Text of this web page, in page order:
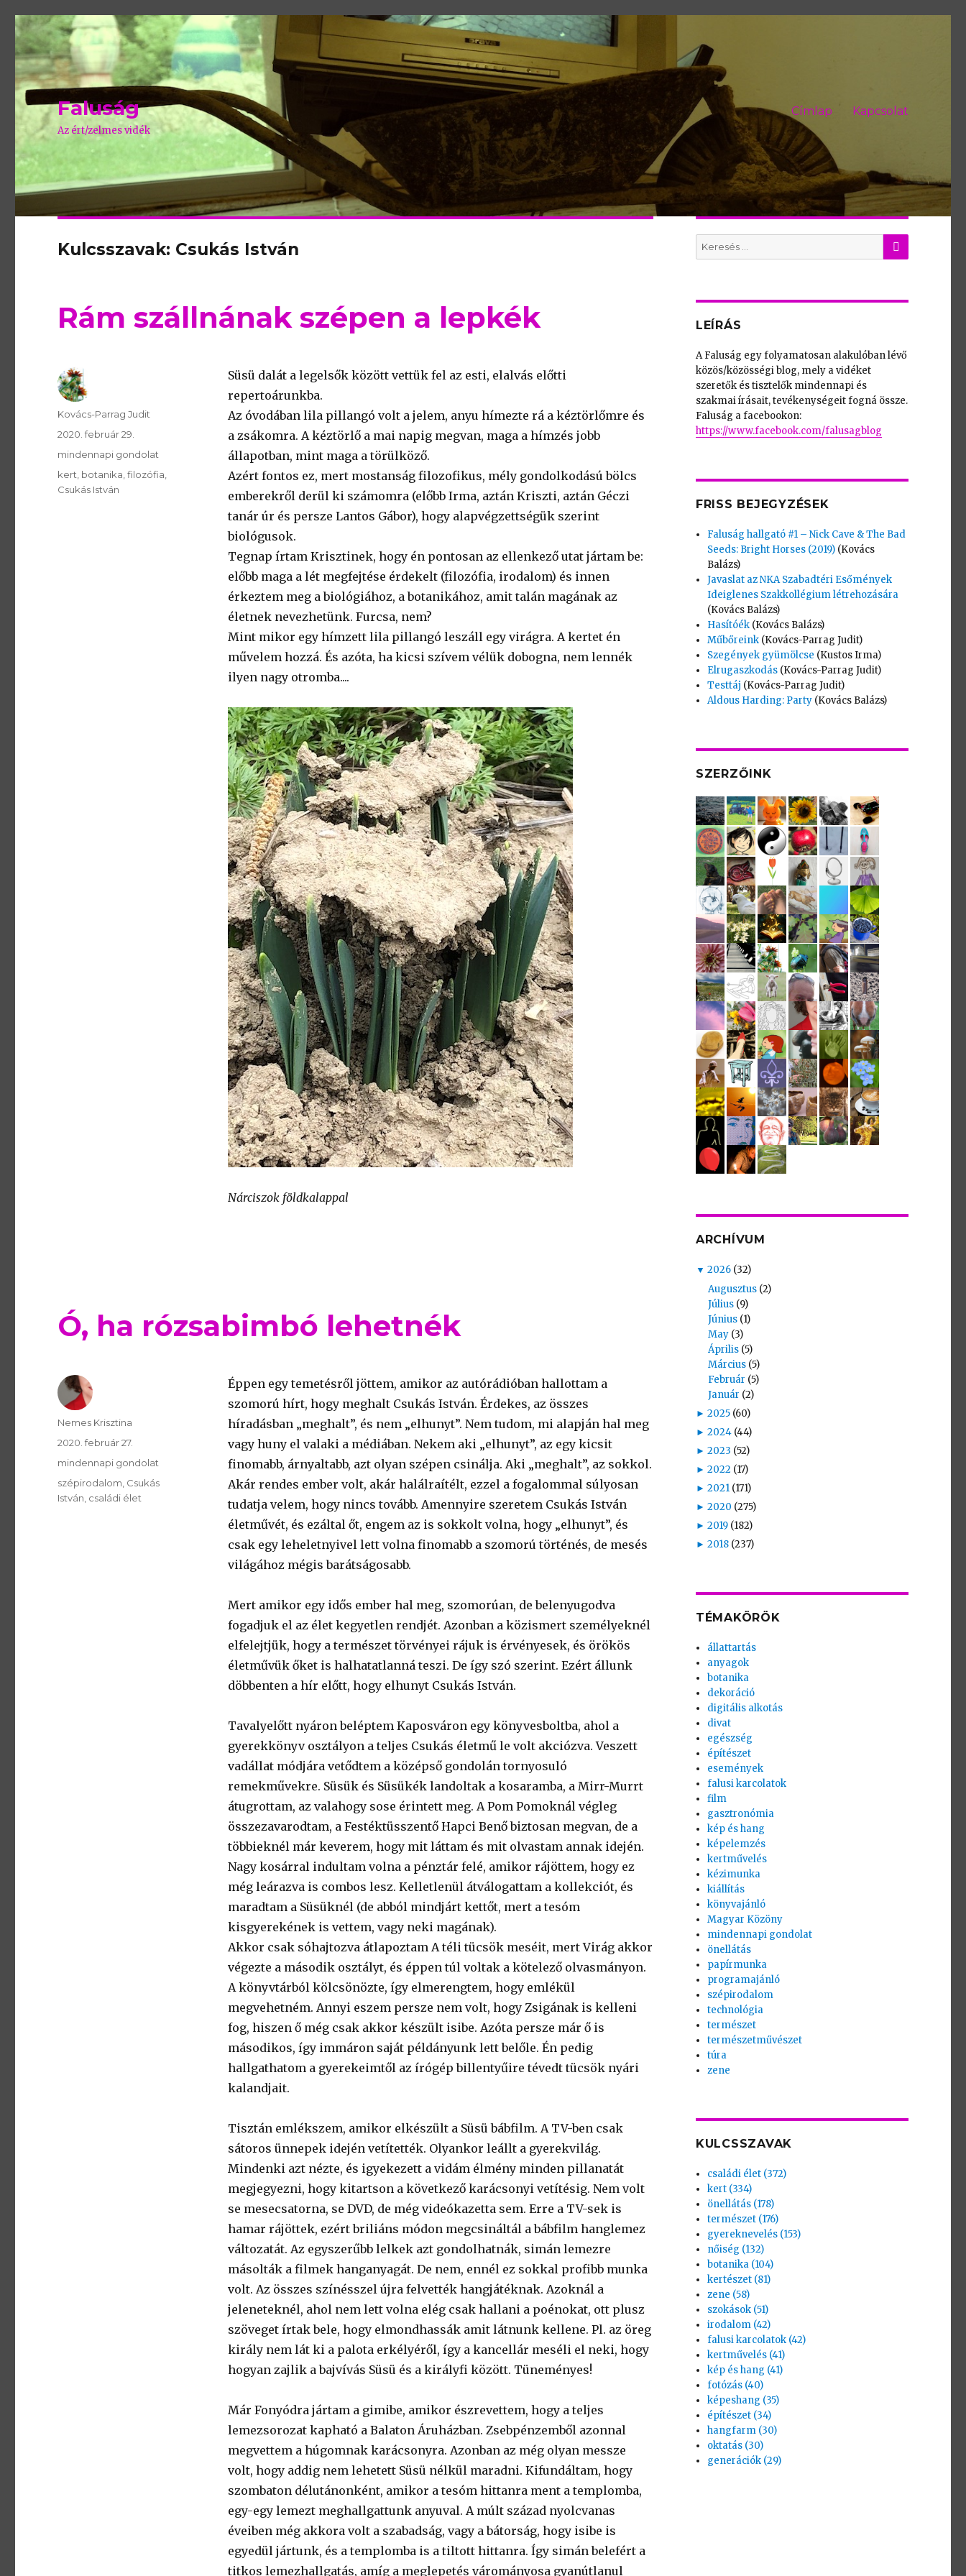
Faluság
Az ért/zelmes vidék
Címlap Kapcsolat
Kulcsszavak: Csukás István
Rám szállnának szépen a lepkék
Süsü dalát a legelsők között vettük fel az esti, elalvás előtti
repertoárunkba.
Az óvodában lila pillangó volt a jelem, anyu hímezte rá a kéztörlőmre és
a zsákomra. A kéztörlő a mai napig megvan, maga a hímzés jobb
állapotban, mint maga a törülköző.
Azért fontos ez, mert mostanság filozofikus, mély gondolkodású bölcs
emberekről derül ki számomra (előbb Irma, aztán Kriszti, aztán Géczi
tanár úr és persze Lantos Gábor), hogy alapvégzettségük szerint
biológusok.
Tegnap írtam Krisztinek, hogy én pontosan az ellenkező utat jártam be:
előbb maga a lét megfejtése érdekelt (filozófia, irodalom) és innen
érkeztem meg a biológiához, a botanikához, amit talán magának az
életnek nevezhetünk. Furcsa, nem?
Mint mikor egy hímzett lila pillangó leszáll egy virágra. A kertet én
művelem hozzá. És azóta, ha kicsi szívem vélük dobogna, nem lennék
ilyen nagy otromba....
Nárciszok földkalappal
Szerző
Kovács-Parrag Judit
Publikálva
2020. február 29.
Témakör
mindennapi gondolat
Kulcsszavak
kert botanika filozófia
Csukás István
Ó, ha rózsabimbó lehetnék
Éppen egy temetésről jöttem, amikor az autórádióban hallottam a
szomorú hírt, hogy meghalt Csukás István. Érdekes, az összes
híradásban „meghalt”, és nem „elhunyt”. Nem tudom, mi alapján hal meg
vagy huny el valaki a médiában. Nekem aki „elhunyt”, az egy kicsit
finomabb, árnyaltabb, azt olyan szépen csinálja. Aki „meghalt”, az sokkol.
Akár rendes ember volt, akár halálraítélt, ezzel a fogalommal súlyosan
tudatja velem, hogy nincs tovább. Amennyire szeretem Csukás István
életművét, és ezáltal őt, engem az is sokkolt volna, hogy „elhunyt”, és
csak egy leheletnyivel lett volna finomabb a szomorú történés, de mesés
világához mégis barátságosabb.
Mert amikor egy idős ember hal meg, szomorúan, de belenyugodva
fogadjuk el az élet kegyetlen rendjét. Azonban a közismert személyeknél
elfelejtjük, hogy a természet törvényei rájuk is érvényesek, és örökös
életművük őket is halhatatlanná teszi. De így szó szerint. Ezért állunk
döbbenten a hír előtt, hogy elhunyt Csukás István.
Tavalyelőtt nyáron beléptem Kaposváron egy könyvesboltba, ahol a
gyerekkönyv osztályon a teljes Csukás életmű le volt akciózva. Veszett
vadállat módjára vetődtem a középső gondolán tornyosuló
remekművekre. Süsük és Süsükék landoltak a kosaramba, a Mirr-Murrt
átugrottam, az valahogy sose érintett meg. A Pom Pomoknál végleg
összezavarodtam, a Festéktüsszentő Hapci Benő biztosan megvan, de a
többieknél már keverem, hogy mit láttam és mit olvastam annak idején.
Nagy kosárral indultam volna a pénztár felé, amikor rájöttem, hogy ez
még leárazva is combos lesz. Kelletlenül átválogattam a kollekciót, és
maradtam a Süsüknél (de abból mindjárt kettőt, mert a tesóm
kisgyerekének is vettem, vagy neki magának).
Akkor csak sóhajtozva átlapoztam A téli tücsök meséit, mert Virág akkor
végezte a második osztályt, és éppen túl voltak a kötelező olvasmányon.
A könyvtárból kölcsönözte, így elmerengtem, hogy emlékül
megvehetném. Annyi eszem persze nem volt, hogy Zsigának is kelleni
fog, hiszen ő még csak akkor készült isibe. Azóta persze már ő is
másodikos, így immáron saját példányunk lett belőle. Én pedig
hallgathatom a gyerekeimtől az írógép billentyűire tévedt tücsök nyári
kalandjait.
Tisztán emlékszem, amikor elkészült a Süsü bábfilm. A TV-ben csak
sátoros ünnepek idején vetítették. Olyankor leállt a gyerekvilág.
Mindenki azt nézte, és igyekezett a vidám élmény minden pillanatát
megjegyezni, hogy kitartson a következő karácsonyi vetítésig. Nem volt
se mesecsatorna, se DVD, de még videókazetta sem. Erre a TV-sek is
hamar rájöttek, ezért briliáns módon megcsináltál a bábfilm hanglemez
változatát. Az egyszerűbb lelkek azt gondolhatnák, simán lemezre
másolták a filmek hanganyagát. De nem, ennél ez sokkal profibb munka
volt. Az összes színésszel újra felvették hangjátéknak. Azoknál a
jeleneteknél, ahol nem lett volna elég csak hallani a poénokat, ott plusz
szöveget írtak bele, hogy elmondhassák amit látnunk kellene. Pl. az öreg
király nem lát ki a palota erkélyéről, így a kancellár meséli el neki, hogy
hogyan zajlik a bajvívás Süsü és a királyfi között. Tüneményes!
Már Fonyódra jártam a gimibe, amikor észrevettem, hogy a teljes
lemezsorozat kapható a Balaton Áruházban. Zsebpénzemből azonnal
megvettem a húgomnak karácsonyra. Azonban az még olyan messze
volt, hogy addig nem lehetett Süsü nélkül maradni. Kifundáltam, hogy
szombaton délutánonként, amikor a tesóm hittanra ment a templomba,
egy-egy lemezt meghallgattunk anyuval. A múlt század nyolcvanas
éveiben még akkora volt a szabadság, vagy a bátorság, hogy isibe is
egyedül jártunk, és a templomba is a tiltott hittanra. Így simán belefért a
titkos lemezhallgatás, amíg a meglepetés várományosa gyanútlanul
Szerző
Nemes Krisztina
Publikálva
2020. február 27.
Témakör
mindennapi gondolat
Kulcsszavak
szépirodalom Csukás
István családi élet
Search
for:
KERES
LEÍRÁS
A Faluság egy folyamatosan alakulóban lévő
közös/közösségi blog, mely a vidéket
szeretők és tisztelők mindennapi és
szakmai írásait, tevékenységeit fogná össze.
Faluság a facebookon:
https://www.facebook.com/falusagblog
FRISS BEJEGYZÉSEK
Faluság hallgató #1 – Nick Cave & The Bad
Seeds: Bright Horses (2019) (Kovács
Balázs)
Javaslat az NKA Szabadtéri Esőmények
Ideiglenes Szakkollégium létrehozására
(Kovács Balázs)
Hasítóék (Kovács Balázs)
Műbőreink (Kovács-Parrag Judit)
Szegények gyümölcse (Kustos Irma)
Elrugaszkodás (Kovács-Parrag Judit)
Testtáj (Kovács-Parrag Judit)
Aldous Harding: Party (Kovács Balázs)
SZERZŐINK
ARCHÍVUM
▼ 2026 (32)
Augusztus (2)
Július (9)
Június (1)
May (3)
Április (5)
Március (5)
Február (5)
Január (2)
► 2025 (60)
► 2024 (44)
► 2023 (52)
► 2022 (17)
► 2021 (171)
► 2020 (275)
► 2019 (182)
► 2018 (237)
TÉMAKÖRÖK
állattartás
anyagok
botanika
dekoráció
digitális alkotás
divat
egészség
építészet
események
falusi karcolatok
film
gasztronómia
kép és hang
képelemzés
kertművelés
kézimunka
kiállítás
könyvajánló
Magyar Közöny
mindennapi gondolat
önellátás
papírmunka
programajánló
szépirodalom
technológia
természet
természetművészet
túra
zene
KULCSSZAVAK
családi élet (372)
kert (334)
önellátás (178)
természet (176)
gyereknevelés (153)
nőiség (132)
botanika (104)
kertészet (81)
zene (58)
szokások (51)
irodalom (42)
falusi karcolatok (42)
kertművelés (41)
kép és hang (41)
fotózás (40)
képeshang (35)
építészet (34)
hangfarm (30)
oktatás (30)
generációk (29)